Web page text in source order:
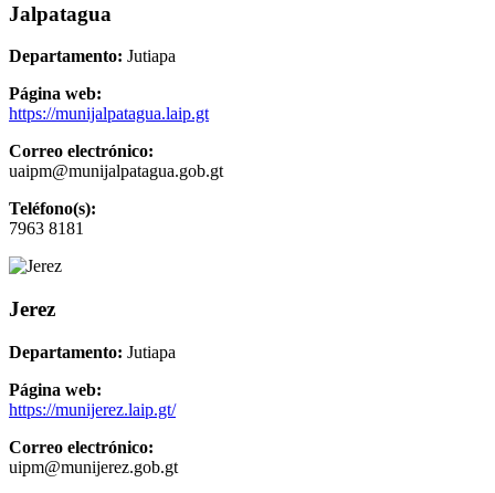
Jalpatagua
Departamento: Jutiapa
Página web:
https://munijalpatagua.laip.gt
Correo electrónico:
uaipm@munijalpatagua.gob.gt
Teléfono(s):
7963 8181
Jerez
Departamento: Jutiapa
Página web:
https://munijerez.laip.gt/
Correo electrónico:
uipm@munijerez.gob.gt